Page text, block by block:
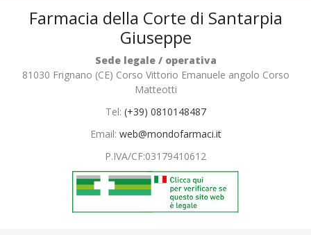
Farmacia della Corte di Santarpia
Giuseppe
Sede legale / operativa
81030 Frignano (CE) Corso Vittorio Emanuele angolo Corso
Matteotti
Tel: (+39) 0810148487
Email: web@mondofarmaci.it
P.IVA/CF:03179410612